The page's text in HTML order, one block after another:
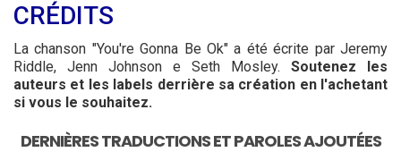
CRÉDITS
La chanson "You're Gonna Be Ok" a été écrite par Jeremy
Riddle, Jenn Johnson e Seth Mosley. Soutenez les
auteurs et les labels derrière sa création en l'achetant
si vous le souhaitez.
DERNIÈRES TRADUCTIONS ET PAROLES AJOUTÉES